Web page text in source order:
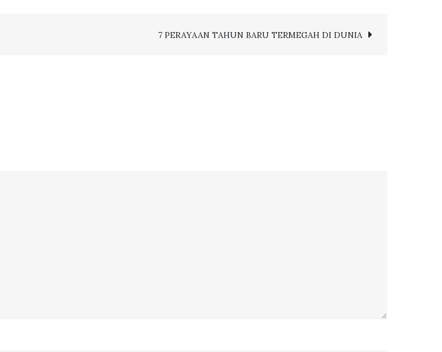
7 PERAYAAN TAHUN BARU TERMEGAH DI DUNIA